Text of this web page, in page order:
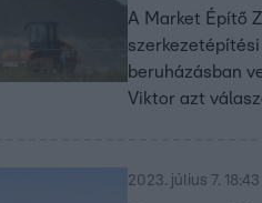
A Market Építő
beruházásban
Viktor azt
2023. július 7. 18:43